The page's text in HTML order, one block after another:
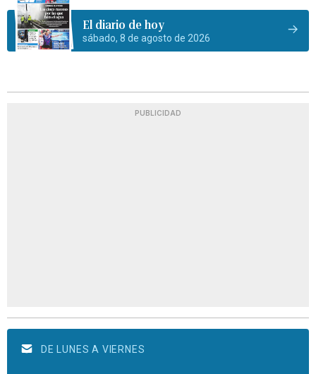
El diario de hoy
sábado, 8 de agosto de 2026
PUBLICIDAD
DE LUNES A VIERNES